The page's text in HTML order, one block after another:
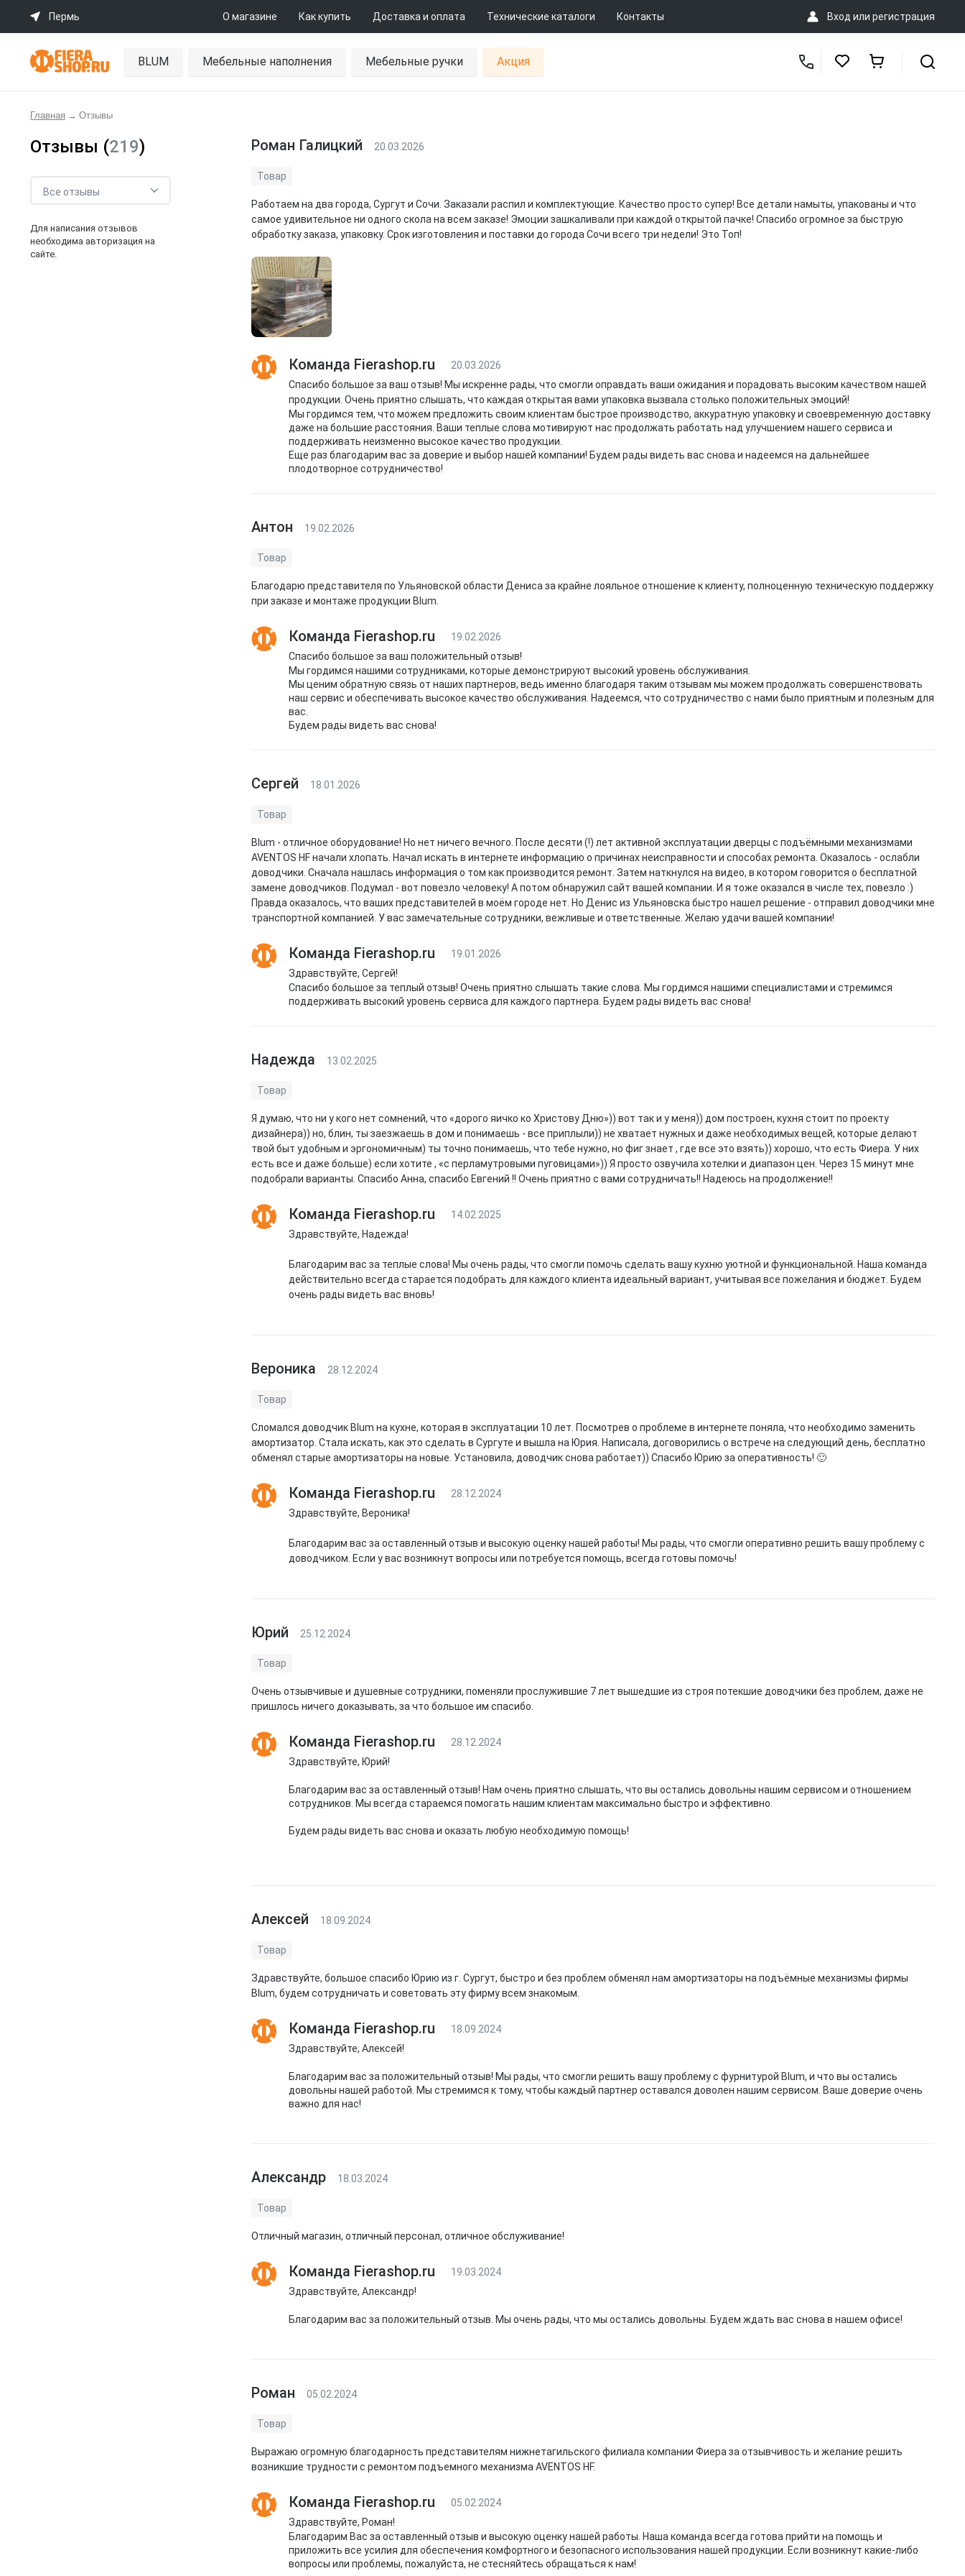
Пермь О магазине Как купить Доставка и оплата Технические каталоги Контакты Вход или регистрация
BLUM Мебельные наполнения Мебельные ручки Акция
Главная → Отзывы
Отзывы (219)
Для написания отзывов
необходима авторизация на
сайте.
Роман Галицкий 20.03.2026
Товар
Работаем на два города, Сургут и Сочи. Заказали распил и комплектующие. Качество просто супер! Все детали намыты, упакованы и что
самое удивительное ни одного скола на всем заказе! Эмоции зашкаливали при каждой открытой пачке! Спасибо огромное за быструю
обработку заказа, упаковку. Срок изготовления и поставки до города Сочи всего три недели! Это Топ!
Команда Fierashop.ru
20.03.2026
Спасибо большое за ваш отзыв! Мы искренне рады, что смогли оправдать ваши ожидания и порадовать высоким качеством нашей
продукции. Очень приятно слышать, что каждая открытая вами упаковка вызвала столько положительных эмоций!
Мы гордимся тем, что можем предложить своим клиентам быстрое производство, аккуратную упаковку и своевременную доставку
даже на большие расстояния. Ваши теплые слова мотивируют нас продолжать работать над улучшением нашего сервиса и
поддерживать неизменно высокое качество продукции.
Еще раз благодарим вас за доверие и выбор нашей компании! Будем рады видеть вас снова и надеемся на дальнейшее
плодотворное сотрудничество!
Антон 19.02.2026
Товар
Благодарю представителя по Ульяновской области Дениса за крайне лояльное отношение к клиенту, полноценную техническую поддержку
при заказе и монтаже продукции Blum.
Команда Fierashop.ru
19.02.2026
Спасибо большое за ваш положительный отзыв!
Мы гордимся нашими сотрудниками, которые демонстрируют высокий уровень обслуживания.
Мы ценим обратную связь от наших партнеров, ведь именно благодаря таким отзывам мы можем продолжать совершенствовать
наш сервис и обеспечивать высокое качество обслуживания. Надеемся, что сотрудничество с нами было приятным и полезным для
вас.
Будем рады видеть вас снова!
Сергей 18.01.2026
Товар
Blum - отличное оборудование! Но нет ничего вечного. После десяти (!) лет активной эксплуатации дверцы с подъёмными механизмами
AVENTOS HF начали хлопать. Начал искать в интернете информацию о причинах неисправности и способах ремонта. Оказалось - ослабли
доводчики. Сначала нашлась информация о том как производится ремонт. Затем наткнулся на видео, в котором говорится о бесплатной
замене доводчиков. Подумал - вот повезло человеку! А потом обнаружил сайт вашей компании. И я тоже оказался в числе тех, повезло :)
Правда оказалось, что ваших представителей в моём городе нет. Но Денис из Ульяновска быстро нашел решение - отправил доводчики мне
транспортной компанией. У вас замечательные сотрудники, вежливые и ответственные. Желаю удачи вашей компании!
Команда Fierashop.ru
19.01.2026
Здравствуйте, Сергей!
Спасибо большое за теплый отзыв! Очень приятно слышать такие слова. Мы гордимся нашими специалистами и стремимся
поддерживать высокий уровень сервиса для каждого партнера. Будем рады видеть вас снова!
Надежда 13.02.2025
Товар
Я думаю, что ни у кого нет сомнений, что «дорого яичко ко Христову Дню»)) вот так и у меня)) дом построен, кухня стоит по проекту
дизайнера)) но, блин, ты заезжаешь в дом и понимаешь - все приплыли)) не хватает нужных и даже необходимых вещей, которые делают
твой быт удобным и эргономичным) ты точно понимаешь, что тебе нужно, но фиг знает , где все это взять)) хорошо, что есть Фиера. У них
есть все и даже больше) если хотите , «с перламутровыми пуговицами»)) Я просто озвучила хотелки и диапазон цен. Через 15 минут мне
подобрали варианты. Спасибо Анна, спасибо Евгений !! Очень приятно с вами сотрудничать!! Надеюсь на продолжение!!
Команда Fierashop.ru
14.02.2025
Здравствуйте, Надежда!
Благодарим вас за теплые слова! Мы очень рады, что смогли помочь сделать вашу кухню уютной и функциональной. Наша команда
действительно всегда старается подобрать для каждого клиента идеальный вариант, учитывая все пожелания и бюджет. Будем
очень рады видеть вас вновь!
Вероника 28.12.2024
Товар
Сломался доводчик Blum на кухне, которая в эксплуатации 10 лет. Посмотрев о проблеме в интернете поняла, что необходимо заменить
амортизатор. Стала искать, как это сделать в Сургуте и вышла на Юрия. Написала, договорились о встрече на следующий день, бесплатно
обменял старые амортизаторы на новые. Установила, доводчик снова работает)) Спасибо Юрию за оперативность! 🙂
Команда Fierashop.ru
28.12.2024
Здравствуйте, Вероника!
Благодарим вас за оставленный отзыв и высокую оценку нашей работы! Мы рады, что смогли оперативно решить вашу проблему с
доводчиком. Если у вас возникнут вопросы или потребуется помощь, всегда готовы помочь!
Юрий 25.12.2024
Товар
Очень отзывчивые и душевные сотрудники, поменяли прослужившие 7 лет вышедшие из строя потекшие доводчики без проблем, даже не
пришлось ничего доказывать, за что большое им спасибо.
Команда Fierashop.ru
28.12.2024
Здравствуйте, Юрий!
Благодарим вас за оставленный отзыв! Нам очень приятно слышать, что вы остались довольны нашим сервисом и отношением
сотрудников. Мы всегда стараемся помогать нашим клиентам максимально быстро и эффективно.
Будем рады видеть вас снова и оказать любую необходимую помощь!
Алексей 18.09.2024
Товар
Здравствуйте, большое спасибо Юрию из г. Сургут, быстро и без проблем обменял нам амортизаторы на подъёмные механизмы фирмы
Blum, будем сотрудничать и советовать эту фирму всем знакомым.
Команда Fierashop.ru
18.09.2024
Здравствуйте, Алексей!
Благодарим вас за положительный отзыв! Мы рады, что смогли решить вашу проблему с фурнитурой Blum, и что вы остались
довольны нашей работой. Мы стремимся к тому, чтобы каждый партнер оставался доволен нашим сервисом. Ваше доверие очень
важно для нас!
Александр 18.03.2024
Товар
Отличный магазин, отличный персонал, отличное обслуживание!
Команда Fierashop.ru
19.03.2024
Здравствуйте, Александр!
Благодарим вас за положительный отзыв. Мы очень рады, что мы остались довольны. Будем ждать вас снова в нашем офисе!
Роман 05.02.2024
Товар
Выражаю огромную благодарность представителям нижнетагильского филиала компании Фиера за отзывчивость и желание решить
возникшие трудности с ремонтом подъемного механизма AVENTOS HF.
Команда Fierashop.ru
05.02.2024
Здравствуйте, Роман!
Благодарим Вас за оставленный отзыв и высокую оценку нашей работы. Наша команда всегда готова прийти на помощь и
приложить все усилия для обеспечения комфортного и безопасного использования нашей продукции. Если возникнут какие-либо
вопросы или проблемы, пожалуйста, не стесняйтесь обращаться к нам!